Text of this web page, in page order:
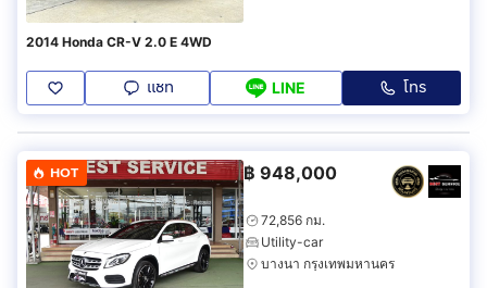
2014 Honda CR-V 2.0 E 4WD
แชท LINE โทร
HOT ฿ 948,000
72,856 กม.
Utility-car
บางนา กรุงเทพมหานคร